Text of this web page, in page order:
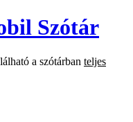
Szótár
a szótárban teljes